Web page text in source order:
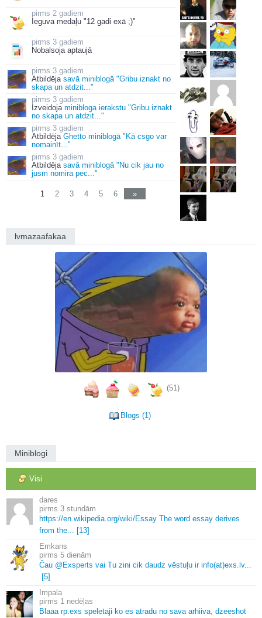
2 gadiem
Ieguva medaļu "12 gadi exā ;)"
3 gadiem
Nobalsoja aptaujā
3 gadiem
Atbildēja savā miniblogā "Gribu iznakt no
skapa un atdzit..."
3 gadiem
Izveidoja minibloga ierakstu "Gribu iznakt
no skapa un atdzit..."
3 gadiem
Atbildēja Ghetto miniblogā "Kā csgo var
nomainīt..."
3 gadiem
Atbildēja savā miniblogā "Nu cik jau no
jusm nomira pec..."
1 2 3 4 5 6 »
lvmazaafakaa
(51)
Blogs (1)
Miniblogi
Visi
dares
3 stundām
https://en.wikipedia.org/wiki/Essay The word essay derives
from the... [13]
Emkans
5 dienām
Čau @Exsperts vai Tu zini cik daudz vēstuļu ir info(at)exs. lv...
[5]
Impala
1 nedēļas
Blaaa rp.exs speletaji ko es atradu no sava arhiiva, dzeeshot